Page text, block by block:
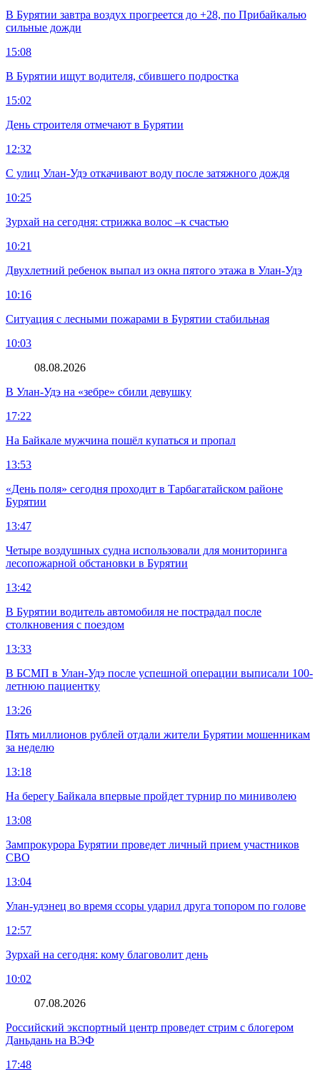
В Бурятии завтра воздух прогреется до +28, по Прибайкалью
сильные дожди
15:08
В Бурятии ищут водителя, сбившего подростка
15:02
День строителя отмечают в Бурятии
12:32
С улиц Улан-Удэ откачивают воду после затяжного дождя
10:25
Зурхай на сегодня: стрижка волос –к счастью
10:21
Двухлетний ребенок выпал из окна пятого этажа в Улан-Удэ
10:16
Ситуация с лесными пожарами в Бурятии стабильная
10:03
08.08.2026
В Улан-Удэ на «зебре» сбили девушку
17:22
На Байкале мужчина пошёл купаться и пропал
13:53
«День поля» сегодня проходит в Тарбагатайском районе
Бурятии
13:47
Четыре воздушных судна использовали для мониторинга
лесопожарной обстановки в Бурятии
13:42
В Бурятии водитель автомобиля не пострадал после
столкновения с поездом
13:33
В БСМП в Улан-Удэ после успешной операции выписали 100-
летнюю пациентку
13:26
Пять миллионов рублей отдали жители Бурятии мошенникам
за неделю
13:18
На берегу Байкала впервые пройдет турнир по миниволею
13:08
Зампрокурора Бурятии проведет личный прием участников
СВО
13:04
Улан-удэнец во время ссоры ударил друга топором по голове
12:57
Зурхай на сегодня: кому благоволит день
10:02
07.08.2026
Российский экспортный центр проведет стрим с блогером
Даньдань на ВЭФ
17:48